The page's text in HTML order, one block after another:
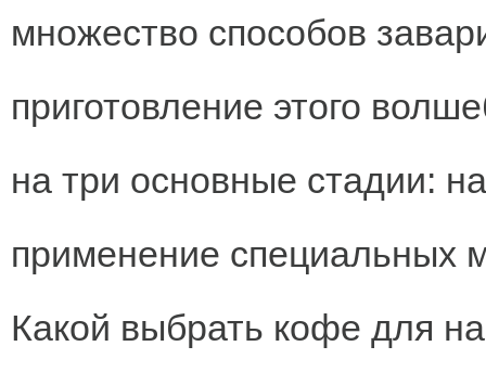
множество способов
приготовление этого
на три основные стадии:
применение специальных
Какой выбрать кофе для